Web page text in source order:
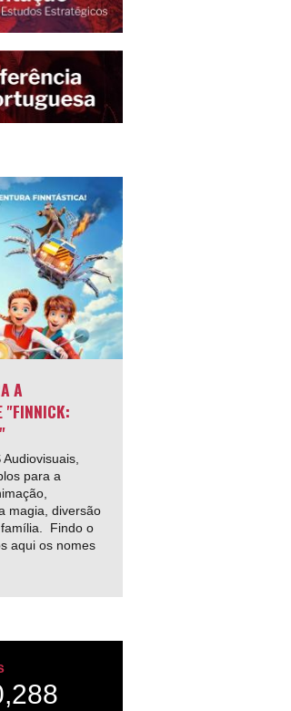
A
"FINNICK:
para a
magia, diversão
Findo o
aqui os nomes